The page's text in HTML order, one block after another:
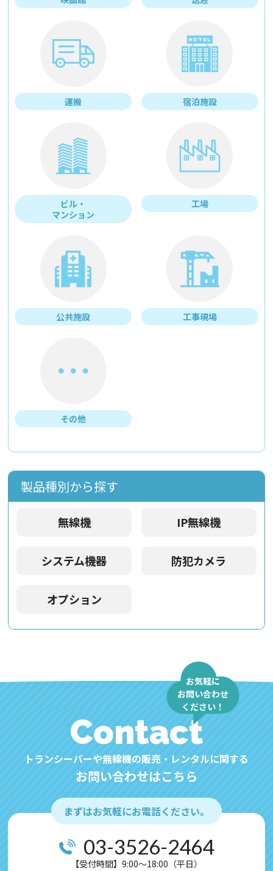
運搬 宿泊施設
ビル・
マンション
工場
公共施設 工事現場
その他
製品種別から探す
無線機 IP無線機
システム機器 防犯カメラ
オプション
Contact
トランシーバーや無線機の販売・レンタルに関する
お問い合わせはこちら
お気軽に
お問い合わせ
ください！
まずはお気軽にお電話ください。
03-3526-2464
【受付時間】9:00～18:00（平日）